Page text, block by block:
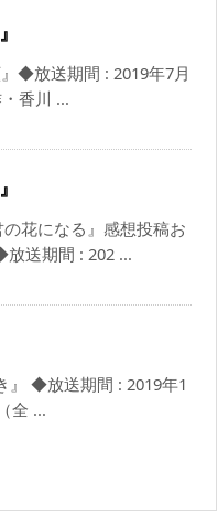
◆放送期間 : 2019年7月
香川 ...
花になる』感想投稿お
送期間 : 202 ...
』 ◆放送期間 : 2019年1
全 ...